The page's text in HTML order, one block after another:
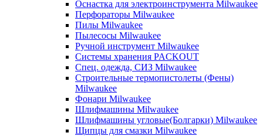
Оснастка для электроинструмента Milwaukee
Перфораторы Milwaukee
Пилы Milwaukee
Пылесосы Milwaukee
Ручной инструмент Milwaukee
Системы хранения PACKOUT
Спец. одежда, СИЗ Milwaukee
Строительные термопистолеты (Фены)
Milwaukee
Фонари Milwaukee
Шлифмашины Milwaukee
Шлифмашины угловые(Болгарки) Milwaukee
Щипцы для смазки Milwaukee